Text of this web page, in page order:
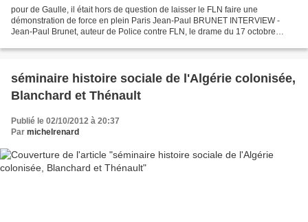
pour de Gaulle, il était hors de question de laisser le FLN faire une
démonstration de force en plein Paris Jean-Paul BRUNET INTERVIEW -
Jean-Paul Brunet, auteur de Police contre FLN, le drame du 17 octobre
séminaire histoire sociale de l'Algérie colonisée,
Blanchard et Thénault
Publié le 02/10/2012 à 20:37
Par michelrenard